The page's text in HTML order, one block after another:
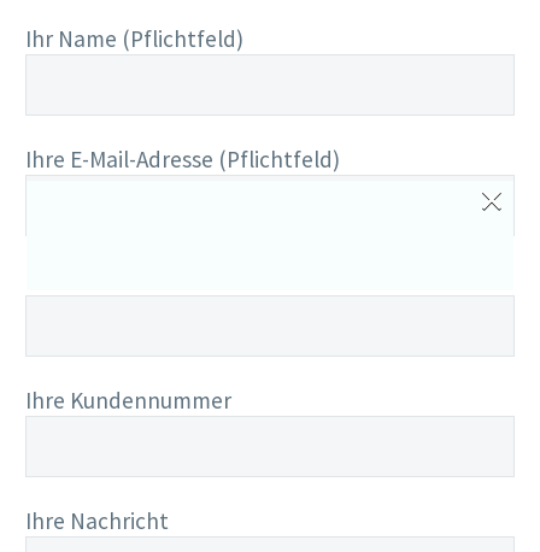
Ihr Name (Pflichtfeld)
Ihre E-Mail-Adresse (Pflichtfeld)
Ihre Kundennummer
Ihre Nachricht
×